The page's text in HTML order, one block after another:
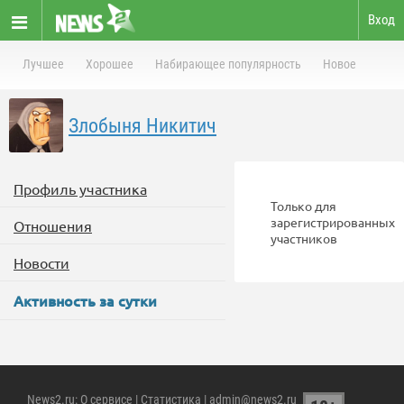
Вход
Лучшее Хорошее Набирающее популярность Новое
Злобыня Никитич
Профиль участника
Отношения
Новости
Активность за сутки
Только для
зарегистрированных
участников
News2.ru: О сервисе | Статистика | admin@news2.ru